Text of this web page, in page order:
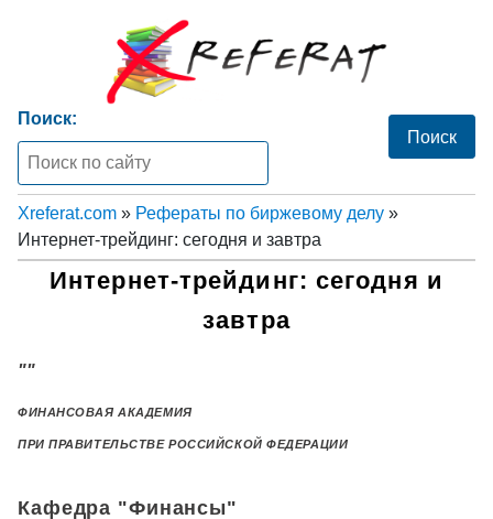
Поиск:
Xreferat.com » Рефераты по биржевому делу »
Интернет-трейдинг: сегодня и завтра
Интернет-трейдинг: сегодня и
завтра
""
ФИНАНСОВАЯ АКАДЕМИЯ
ПРИ ПРАВИТЕЛЬСТВЕ РОССИЙСКОЙ ФЕДЕРАЦИИ
Кафедра "Финансы"